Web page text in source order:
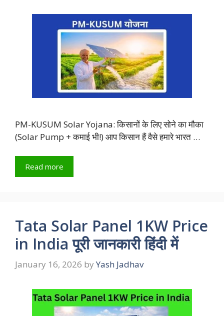
PM-KUSUM Solar Yojana: किसानों के लिए सोने का मौका
(Solar Pump + कमाई भी!) आप किसान हैं वैसे हमारे भारत …
Read more
Tata Solar Panel 1KW Price
in India पूरी जानकारी हिंदी में
January 16, 2026 by Yash Jadhav